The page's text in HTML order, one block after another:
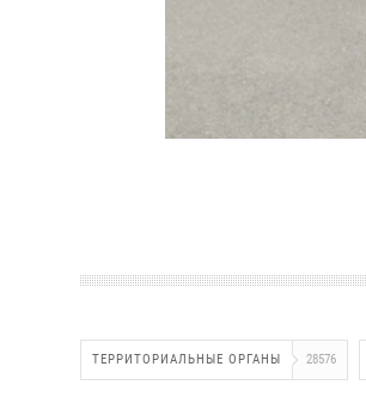
ТЕРРИТОРИАЛЬНЫЕ ОРГАНЫ 28576